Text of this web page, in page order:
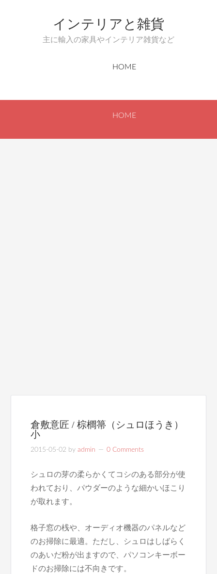
インテリアと雑貨
主に輸入の家具やインテリア雑貨など
HOME
HOME
倉敷意匠 / 棕櫚箒（シュロほうき）
小
2015-05-02 byadmin 0 Comments
シュロの芽の柔らかくてコシのある部分が使
われており、パウダーのような細かいほこり
が取れます。
格子窓の桟や、オーディオ機器のパネルなど
のお掃除に最適。ただし、シュロはしばらく
のあいだ粉が出ますので、パソコンキーボー
ドのお掃除には不向きです。